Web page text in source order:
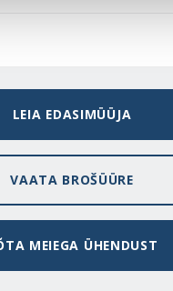
LEIA EDASIMÜÜJA
VAATA BROŠÜÜRE
MEIEGA ÜHENDUST